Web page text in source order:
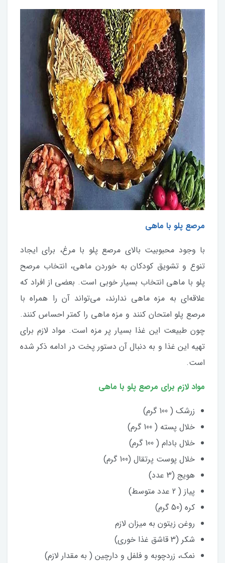
مرصع پلو با ماهی
با وجود محبوبیت بالای مرصع پلو با مرغ، برای ایجاد
تنوع و تشویق کودکان به خوردن ماهی، انتخاب مرصح
پلو با ماهی انتخاب بسیار خوبی است. بعضی از افراد که
علاقه‌ای به مزه ماهی ندارند، می‌تواند آن را همراه با
مرصع پلو امتحان کنند و مزه ماهی را کمتر احساس کنند.
چون طبیعت این غذا بسیار پر مزه است. مواد لازم برای
تهیه این غذا و به دنبال آن دستور پخت در ادامه ذکر شده
است.
مواد لازم برای مرصع پلو با ماهی
زرشک ( 100 گرم)
خلال پسته ( 100 گرم)
خلال بادام ( 100 گرم)
خلال پوست پرتقال (100 گرم)
هویج (3 عدد)
پیاز ( 2 عدد متوسط)
کره (50 گرم)
روغن زیتون به میزان لازم
شکر (3 قاشق غذا خوری)
نمک، زردچوبه و فلفل و دارچین ( به مقدار لازم)